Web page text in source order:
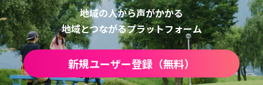
地域の人から声がかかる
地域とつながるプラットフォーム
新規ユーザー登録（無料）